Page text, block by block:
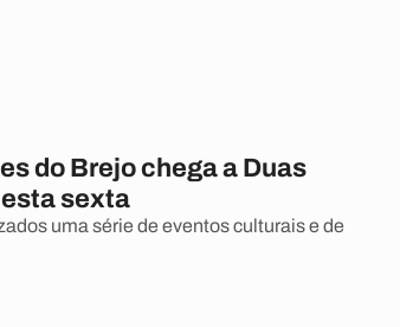
do Brejo chega a Duas
sexta
uma série de eventos culturais e de